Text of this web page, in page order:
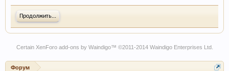
Продолжить...
Certain XenForo add-ons by Waindigo™ ©2011-2014 Waindigo Enterprises Ltd.
Форум